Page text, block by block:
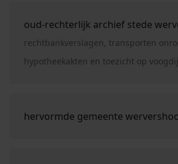
oud-rechterlijk archief stede
rechtbankverslagen, transporten
hypotheekakten en toezicht op
hervormde gemeente